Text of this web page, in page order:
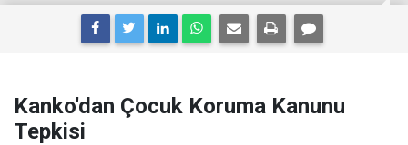
Kanko'dan Çocuk Koruma Kanunu
Tepkisi